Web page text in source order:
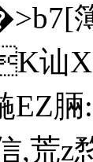
Xz
脼
,荒